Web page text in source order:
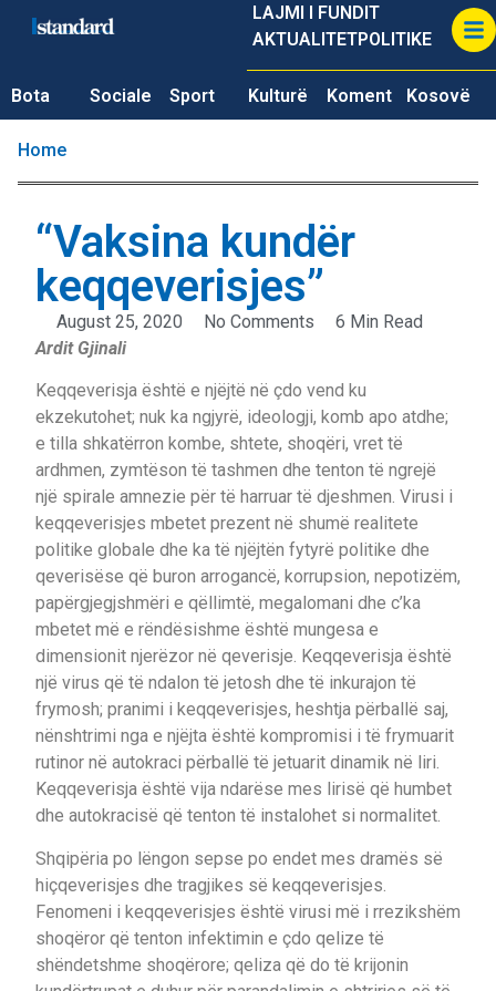
LAJMI I FUNDIT
AKTUALITETPOLITIKE
Bota Sociale Sport Kulturë Koment Kosovë
Home
“Vaksina kundër
keqqeverisjes”
August 25, 2020 No Comments
6 Min Read
Ardit Gjinali
Keqqeverisja është e njëjtë në çdo vend ku
ekzekutohet; nuk ka ngjyrë, ideologji, komb apo atdhe;
e tilla shkatërron kombe, shtete, shoqëri, vret të
ardhmen, zymtëson të tashmen dhe tenton të ngrejë
një spirale amnezie për të harruar të djeshmen. Virusi i
keqqeverisjes mbetet prezent në shumë realitete
politike globale dhe ka të njëjtën fytyrë politike dhe
qeverisëse që buron arrogancë, korrupsion, nepotizëm,
papërgjegjshmëri e qëllimtë, megalomani dhe c’ka
mbetet më e rëndësishme është mungesa e
dimensionit njerëzor në qeverisje. Keqqeverisja është
një virus që të ndalon të jetosh dhe të inkurajon të
frymosh; pranimi i keqqeverisjes, heshtja përballë saj,
nënshtrimi nga e njëjta është kompromisi i të frymuarit
rutinor në autokraci përballë të jetuarit dinamik në liri.
Keqqeverisja është vija ndarëse mes lirisë që humbet
dhe autokracisë që tenton të instalohet si normalitet.
Shqipëria po lëngon sepse po endet mes dramës së
hiçqeverisjes dhe tragjikes së keqqeverisjes.
Fenomeni i keqqeverisjes është virusi më i rrezikshëm
shoqëror që tenton infektimin e çdo qelize të
shëndetshme shoqërore; qeliza që do të krijonin